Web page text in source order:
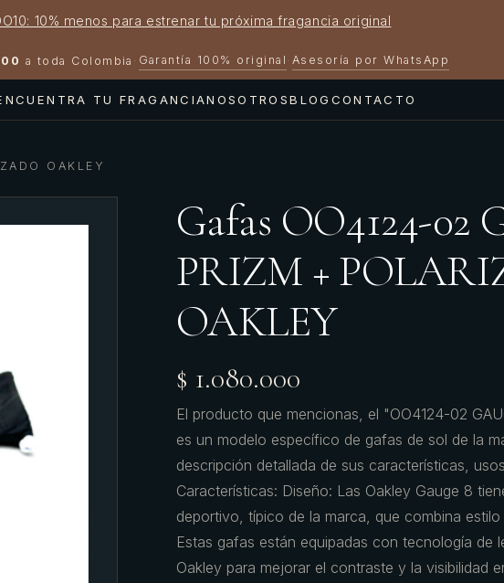
10% menos para estrenar tu próxima fragancia original
a toda Colombia · Garantía 100% original · Asesoría por WhatsApp
TU FRAGANCIANOSOTROSBLOG CONTACTO
OAKLEY
Gafas OO4124-02
PRIZM +
OAKLEY
$ 1.080.000
El producto que mencionas, el "OO4124-02
es un modelo específico de gafas de sol de la
descripción detallada de sus características,
Características: Diseño: Las Oakley Gauge 8
deportivo, típico de la marca, que combina
Estas gafas están equipadas con tecnología de
Oakley para mejorar el contraste y la visibilidad